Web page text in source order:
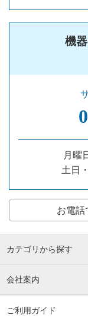
機
月曜
土日
お電話
カテゴリから探す
会社案内
ご利用ガイド